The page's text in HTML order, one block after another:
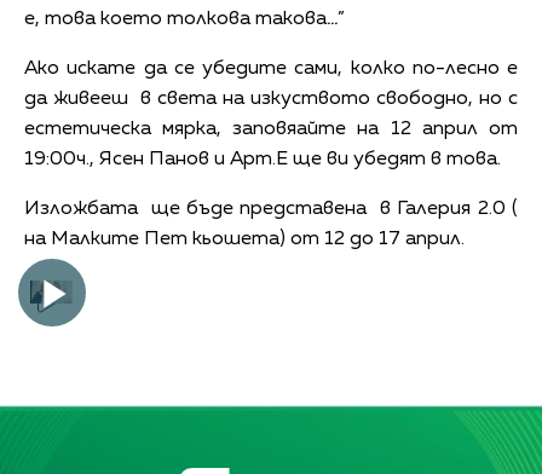
е, това което толкова такова...”
Ако искате да се убедите сами, колко по-лесно е
да живееш в света на изкуството свободно, но с
естетическа мярка, заповяайте на 12 април от
19:00ч., Ясен Панов и Арт.Е ще ви убедят в това.
Изложбата ще бъде представена в Галерия 2.0 (
на Малките Пет кьошета) от 12 до 17 април.
Play
Video